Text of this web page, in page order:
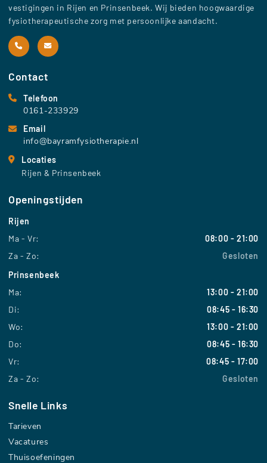
vestigingen in Rijen en Prinsenbeek. Wij bieden hoogwaardige
fysiotherapeutische zorg met persoonlijke aandacht.
Contact
Telefoon
0161-233929
Email
info@bayramfysiotherapie.nl
Locaties
Rijen & Prinsenbeek
Openingstijden
Rijen
Ma - Vr:
08:00 - 21:00
Za - Zo:
Gesloten
Prinsenbeek
Ma:
13:00 - 21:00
Di:
08:45 - 16:30
Wo:
13:00 - 21:00
Do:
08:45 - 16:30
Vr:
08:45 - 17:00
Za - Zo:
Gesloten
Snelle Links
Tarieven
Vacatures
Thuisoefeningen